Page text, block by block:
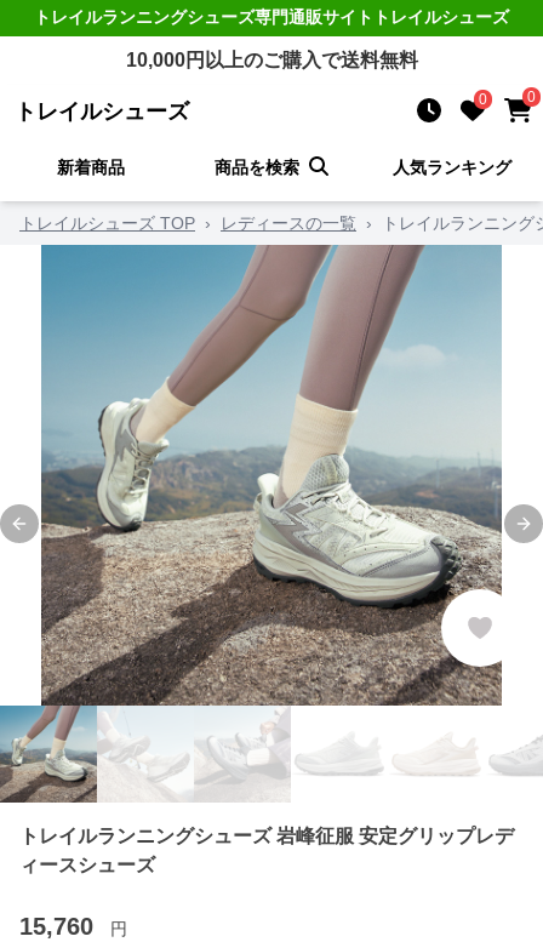
トレイルランニングシューズ専門通販サイト トレイルシューズ
10,000円以上のご購入で送料無料
トレイルシューズ 0 0
新着商品 商品を検索 人気ランキング
トレイルシューズ TOP › レディースの一覧 › トレイルランニン
Previous slide
トレイルランニングシューズ 岩峰征服 安定グリップレデ
ィースシューズ
15,760 円